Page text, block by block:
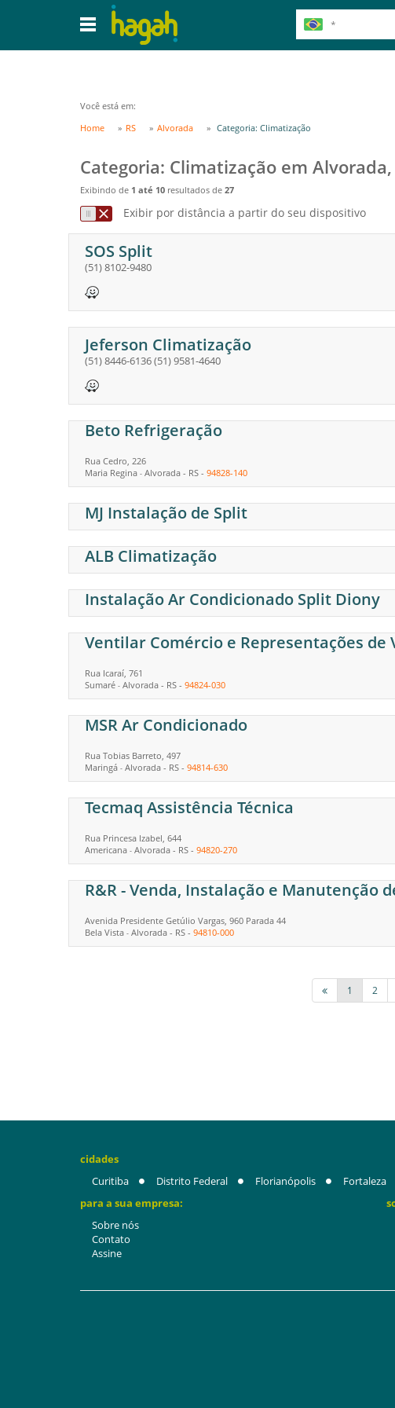
Você está em:
Home
RS Alvorada Categoria: Climatização
Categoria: Climatização em Alvorada,
Exibindo de 1 até 10 resultados de 27
Exibir por distância a partir do seu dispositivo
SOS Split
(51) 8102-9480
Jeferson Climatização
(51) 8446-6136(51) 9581-4640
Beto Refrigeração
Rua Cedro, 226
Maria Regina - Alvorada - RS - 94828-140
MJ Instalação de Split
ALB Climatização
Instalação Ar Condicionado Split Diony
Ventilar Comércio e Representações de
Rua Icaraí, 761
Sumaré - Alvorada - RS - 94824-030
MSR Ar Condicionado
Rua Tobias Barreto, 497
Maringá - Alvorada - RS - 94814-630
Tecmaq Assistência Técnica
Rua Princesa Izabel, 644
Americana - Alvorada - RS - 94820-270
R&R - Venda, Instalação e Manutenção
Avenida Presidente Getúlio Vargas, 960 Parada 44
Bela Vista - Alvorada - RS - 94810-000
1 2
cidades
Curitiba
Distrito Federal Florianópolis Fortaleza
para a sua empresa:
Sobre nós
Contato
Assine